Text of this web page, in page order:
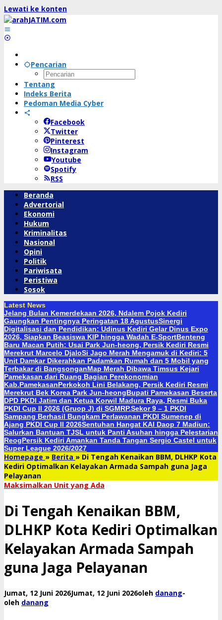
Lewati ke konten
Pencarian
Tentang
Indeks Berita
Pedoman Media Cyber
Facebook
Twitter
Pinterest
Instagram
Youtube
Spotify
RSS
Beranda
Advertorial
Ekonomi
Hukum
Kriminalitas
Nasional
Opini
Politik
Pariwisata
Peristiwa
Sosok
Latest News
Jelang Bulan Kemerdekaan 2026, Ndalem Pojok Kediri
Gaungkan Pentingnya Peringatan 18 AgustusSinergi
Digitalisasi dan Pendidikan: Udinus Kediri Gelar Dinus Expo
2026, Siapkan Beasiswa KIP hingga Wadah E-SportBenteng
Baru Macan Putih: Usai Park Jun-heong, Persik Kediri Resmi
Merekrut Marcelo DjaloSi Jago Merah Mengamuk di Kediri: 5
Unit Damkar Dikerahkan Padamkan Rumah dan 5 Mobil yang
Terbakar di BangsonganMap Merah Dibawa Timsus Kejari
Pamekasan dari Ruang Bagian Perekonomian
Kab.PamekasanPerkokoh Lini Belakang, Persik Kediri Resmi
Merekrut Bek Korea Park Jun-heongBupati Pamekasan Beserta
DPD PKDI Jatim dan Ketua Korwil Madura Raya, Resmi Buka
PKDI Cup II 2026 (Gruop J) di SGMRP.Sekor 9 – 1 PKDI
Sampang Berhasil Bungkam Perlawanan PKDI Sumenep di
Ajang PKDI Cup II 2026Sentuhan Hangat KAI Daop 7 Madiun:
Salurkan Bantuan TJSL untuk Panti Asuhan hingga Pelestarian
ReogPersik Kediri Amankan Tanda Tangan Sergio Castel untuk
Super League 2026/2027
Homepage » Berita » Di Tengah Kenaikan BBM, DLHKP Kota
Kediri Optimalkan Kelayakan Armada Sampah guna Jaga
Pelayanan
Maksimalkan Unit yang Ada
Di Tengah Kenaikan BBM,
DLHKP Kota Kediri Optimalkan
Kelayakan Armada Sampah
guna Jaga Pelayanan
Jumat, 12 Juni 2026Jumat, 12 Juni 2026oleh danang-
oleh danang